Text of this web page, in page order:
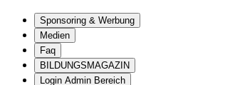
Sponsoring & Werbung
Medien
Faq
BILDUNGSMAGAZIN
Login Admin Bereich